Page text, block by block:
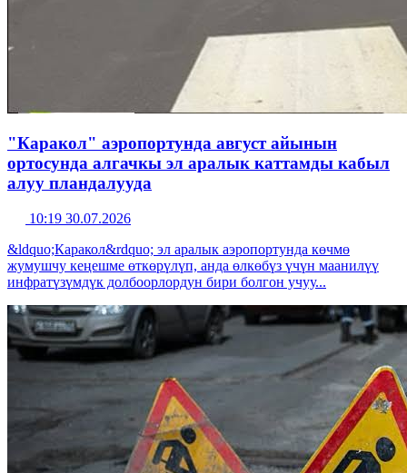
"Каракол" аэропортунда август айынын
ортосунда алгачкы эл аралык каттамды кабыл
алуу пландалууда
10:19 30.07.2026
&ldquo;Каракол&rdquo; эл аралык аэропортунда көчмө
жумушчу кеңешме өткөрүлүп, анда өлкөбүз үчүн маанилүү
инфратүзүмдүк долбоорлордун бири болгон учуу...